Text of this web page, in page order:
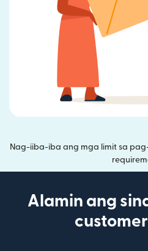
Nag-iiba-iba ang mga limit sa
Alamin ang